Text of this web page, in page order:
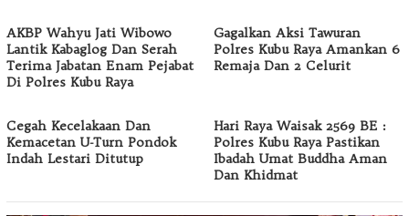
AKBP Wahyu Jati Wibowo
Lantik Kabaglog Dan Serah
Terima Jabatan Enam Pejabat
Di Polres Kubu Raya
Gagalkan Aksi Tawuran
Polres Kubu Raya Amankan 6
Remaja Dan 2 Celurit
Cegah Kecelakaan Dan
Kemacetan U-Turn Pondok
Indah Lestari Ditutup
Hari Raya Waisak 2569 BE :
Polres Kubu Raya Pastikan
Ibadah Umat Buddha Aman
Dan Khidmat